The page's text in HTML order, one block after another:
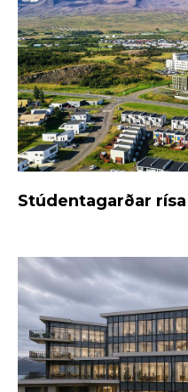
Stúdentagarðar